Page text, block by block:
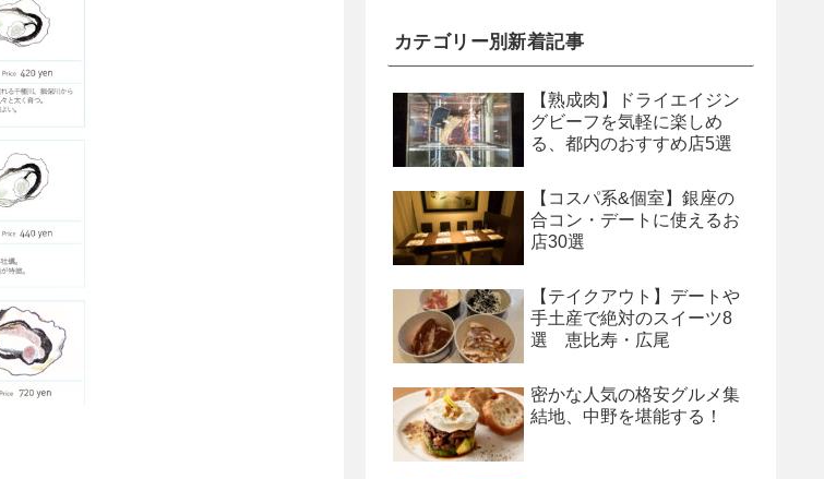
カテゴリー別新着記事
【熟成肉】ドライエイジン
グビーフを気軽に楽しめ
る、都内のおすすめ店5選
【コスパ系&個室】銀座の
合コン・デートに使えるお
店30選
【テイクアウト】デートや
手土産で絶対のスイーツ8
選 恵比寿・広尾
密かな人気の格安グルメ集
結地、中野を堪能する！